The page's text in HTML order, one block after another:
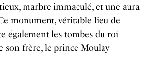
marbre immaculé, et une aura
monument, véritable lieu de
également les tombes du roi
son frère, le prince Moulay